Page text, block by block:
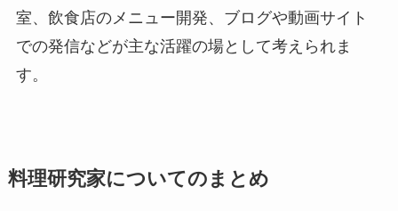
室、飲食店のメニュー開発、ブログや動画サイト
での発信などが主な活躍の場として考えられま
す。
料理研究家についてのまとめ